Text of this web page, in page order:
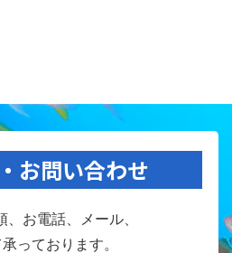
お問い合わせ
、お電話、メール、
っております。